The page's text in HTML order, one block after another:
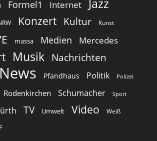
Formel1 Internet Jazz
Konzert Kultur Kunst
massa Medien Mercedes
Musik Nachrichten
News Pfandhaus Politik Polizei
Rodenkirchen Schumacher Sport
TV Umwelt Video Weiß